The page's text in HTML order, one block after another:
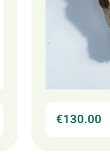
€130.00